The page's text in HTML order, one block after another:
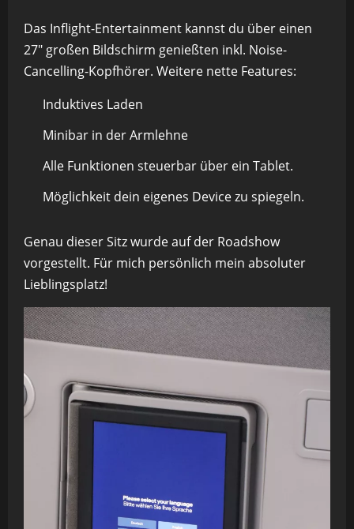
Das Inflight-Entertainment kannst du über einen
27″ großen Bildschirm genießten inkl. Noise-
Cancelling-Kopfhörer. Weitere nette Features:
Induktives Laden
Minibar in der Armlehne
Alle Funktionen steuerbar über ein Tablet.
Möglichkeit dein eigenes Device zu spiegeln.
Genau dieser Sitz wurde auf der Roadshow
vorgestellt. Für mich persönlich mein absoluter
Lieblingsplatz!